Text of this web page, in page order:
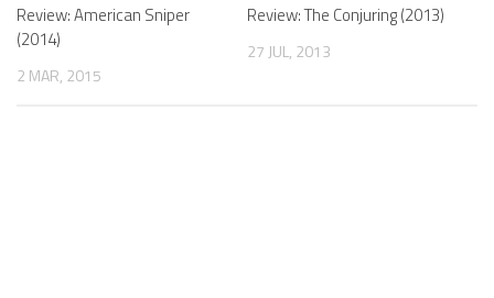
Review: American Sniper
(2014)
2 MAR, 2015
Review: The Conjuring (2013)
27 JUL, 2013